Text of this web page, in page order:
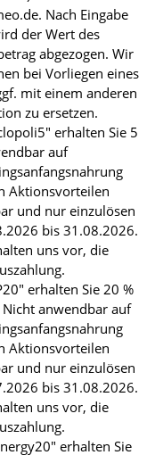
Nach Eingabe
der Wert des
abgezogen. Wir
bei Vorliegen eines
mit einem anderen
zu ersetzen.
erhalten Sie 5
auf
Aktionsvorteilen
und nur einzulösen
bis 31.08.2026.
uns vor, die
erhalten Sie 20 %
anwendbar auf
Aktionsvorteilen
und nur einzulösen
bis 31.08.2026.
uns vor, die
erhalten Sie